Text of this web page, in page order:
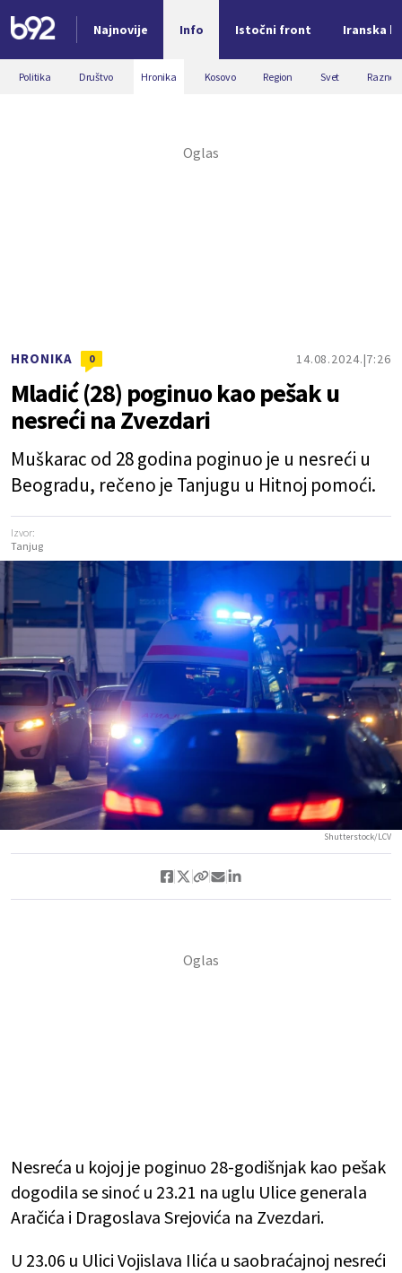
Najnovije Info Istočni front Iranska
Nova vest
Politika Društvo Hronika Kosovo Region Svet Razno
HRONIKA 0 14.08.2024. 7:26
Mladić (28) poginuo kao pešak u
nesreći na Zvezdari
Muškarac od 28 godina poginuo je u nesreći u
Beogradu, rečeno je Tanjugu u Hitnoj pomoći.
Izvor:
Tanjug
Shutterstock/LCV
Nesreća u kojoj je poginuo 28-godišnjak kao pešak
dogodila se sinoć u 23.21 na uglu Ulice generala
Aračića i Dragoslava Srejovića na Zvezdari.
U 23.06 u Ulici Vojislava Ilića u saobraćajnoj nesreći